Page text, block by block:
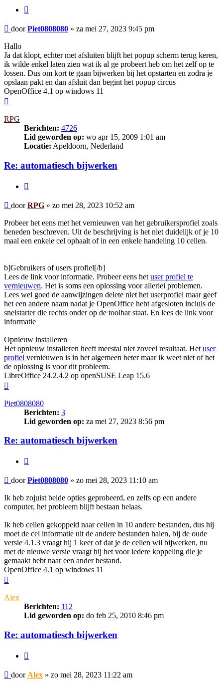
Bericht
doorPiet0808080 » za mei 27, 2023 9:45 pm
Hallo
Ja dat klopt, echter met afsluiten blijft het popup scherm terug keren,
ik wilde enkel laten zien wat ik al ge probeert heb om het zelf op te
lossen. Dus om kort te gaan bijwerken bij het opstarten en zodra je
opslaan pakt en dan afsluit dan begint het popup circus
OpenOffice 4.1 op windows 11
RPG
Berichten: 4726
Lid geworden op: wo apr 15, 2009 1:01 am
Locatie: Apeldoorn, Nederland
Re: automatiesch bijwerken
Bericht
doorRPG » zo mei 28, 2023 10:52 am
Probeer het eens met het vernieuwen van het gebruikersprofiel zoals
beneden beschreven. Uit de beschrijving is het niet duidelijk of je 10
maal een enkele cel ophaalt of in een enkele handeling 10 cellen.
b]Gebruikers of users profiel[/b]
Lees de link voor informatie. Probeer eens het user profiel te
vernieuwen. Het is soms een oplossing voor allerlei problemen.
Lees wel goed de aanwijzingen delete niet het userprofiel maar geef
het een andere naam nadat je OpenOffice hebt afgesloten incluis de
snelstarter die rechts onder op de toolbar staat. En lees de link voor
informatie
Opnieuw installeren
Het opnieuw installeren heeft meestal niet zoveel resultaat. Het user
profiel vernieuwen is in het algemeen beter maar ik weet niet of het
de oplossing is voor dit probleem.
LibreOffice 24.2.4.2 op openSUSE Leap 15.6
Piet0808080
Berichten: 3
Lid geworden op: za mei 27, 2023 8:56 pm
Re: automatiesch bijwerken
Bericht
doorPiet0808080 » zo mei 28, 2023 11:10 am
Ik heb zojuist beide opties geprobeerd, en zelfs op een andere
computer, het probleem blijft bestaan helaas.
Ik heb cellen gekoppeld naar cellen in 10 andere bestanden, dus hij
moet de cel informatie uit de andere bestanden halen, bij de oude
versie 4.1.3 vraagt hij 1 keer of dat je de cellen wil bijwerken, nu
met de nieuwe versie vraagt hij het voor iedere koppeling die je
gemaakt hebt naar een ander bestand.
OpenOffice 4.1 op windows 11
Alex
Berichten: 112
Lid geworden op: do feb 25, 2010 8:46 pm
Re: automatiesch bijwerken
Bericht
door Alex » zo mei 28, 2023 11:22 am